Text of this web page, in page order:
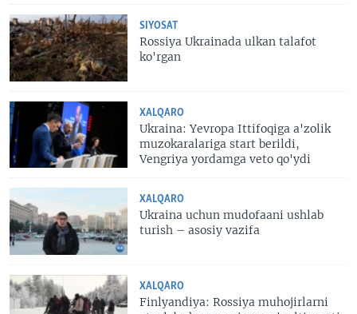
SIYOSAT
Rossiya Ukrainada ulkan talafot
ko'rgan
XALQARO
Ukraina: Yevropa Ittifoqiga a'zolik
muzokaralariga start berildi,
Vengriya yordamga veto qo'ydi
XALQARO
Ukraina uchun mudofaani ushlab
turish – asosiy vazifa
XALQARO
Finlyandiya: Rossiya muhojirlarni